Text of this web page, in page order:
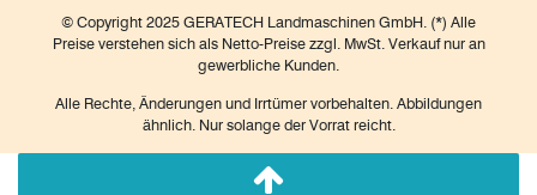
© Copyright 2025 GERATECH Landmaschinen GmbH. (*) Alle
Preise verstehen sich als Netto-Preise zzgl. MwSt. Verkauf nur an
gewerbliche Kunden.
Alle Rechte, Änderungen und Irrtümer vorbehalten. Abbildungen
ähnlich. Nur solange der Vorrat reicht.